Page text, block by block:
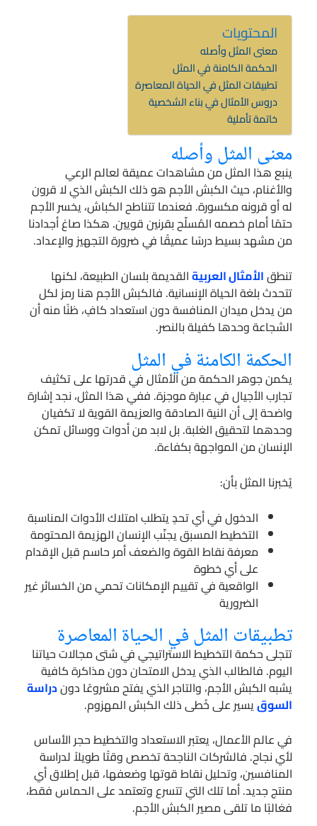
المحتويات
معنى المثل وأصله
الحكمة الكامنة في المثل
تطبيقات المثل في الحياة المعاصرة
دروس الأمثال في بناء الشخصية
خاتمة تأملية
معنى المثل وأصله
ينبع هذا المثل من مشاهدات عميقة لعالم الرعي
والأغنام، حيث الكبش الأجم هو ذلك الكبش الذي لا قرون
له أو قرونه مكسورة. فعندما تتناطح الكباش، يخسر الأجم
حتمًا أمام خصمه المُسلّح بقرنين قويين. هكذا صاغ أجدادنا
من مشهد بسيط درسًا عميقًا في ضرورة التجهيز والإعداد.
تنطقالأمثال العربيةالقديمة بلسان الطبيعة، لكنها
تتحدث بلغة الحياة الإنسانية. فالكبش الأجم هنا رمز لكل
من يدخل ميدان المنافسة دون استعداد كافٍ، ظنًا منه أن
الشجاعة وحدها كفيلة بالنصر.
الحكمة الكامنة في المثل
يكمن جوهر الحكمة من الأمثال في قدرتها على تكثيف
تجارب الأجيال في عبارة موجزة. ففي هذا المثل، نجد إشارة
واضحة إلى أن النية الصادقة والعزيمة القوية لا تكفيان
وحدهما لتحقيق الغلبة. بل لابد من أدوات ووسائل تمكن
الإنسان من المواجهة بكفاءة.
يُخبرنا المثل بأن:
الدخول في أي تحدٍ يتطلب امتلاك الأدوات المناسبة
التخطيط المسبق يجنّب الإنسان الهزيمة المحتومة
معرفة نقاط القوة والضعف أمر حاسم قبل الإقدام
على أي خطوة
الواقعية في تقييم الإمكانات تحمي من الخسائر غير
الضرورية
تطبيقات المثل في الحياة المعاصرة
تتجلى حكمة التخطيط الاستراتيجي في شتى مجالات حياتنا
اليوم. فالطالب الذي يدخل الامتحان دون مذاكرة كافية
يشبه الكبش الأجم، والتاجر الذي يفتح مشروعًا دوندراسة
السوقيسير على خُطى ذلك الكبش المهزوم.
في عالم الأعمال، يعتبر الاستعداد والتخطيط حجر الأساس
لأي نجاح. فالشركات الناجحة تخصص وقتًا طويلاً لدراسة
المنافسين، وتحليل نقاط قوتها وضعفها، قبل إطلاق أي
منتج جديد. أما تلك التي تتسرع وتعتمد على الحماس فقط،
فغالبًا ما تلقى مصير الكبش الأجم.